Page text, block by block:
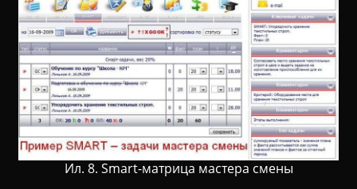
Ил. 8. Smart-матрица мастера смены